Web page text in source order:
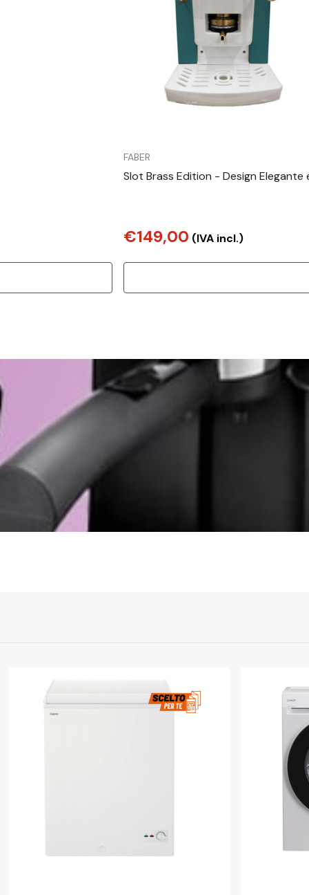
FABER
Slot Brass Edition - Design Elegante
€149,00 (IVA incl.)